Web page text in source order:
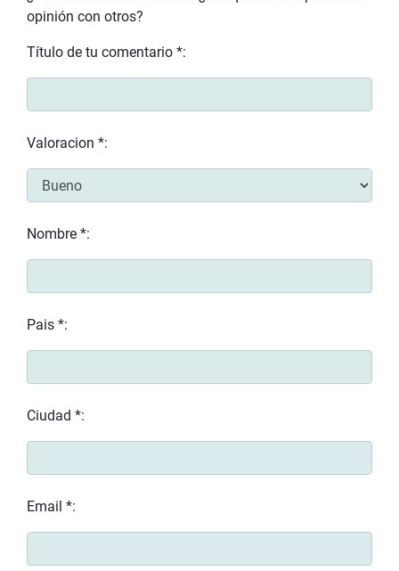
opinión con otros?
Título de tu comentario *:
Valoracion *:
Nombre *:
Pais *:
Ciudad *:
Email *: